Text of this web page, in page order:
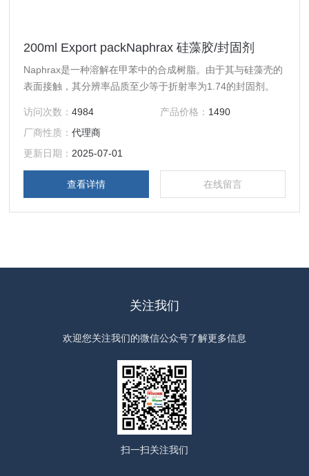
200ml Export packNaphrax 硅藻胶/封固剂
Naphrax是一种溶解在甲苯中的合成树脂。由于其与硅藻壳的
表面接触，其分辨率品质至少等于折射率为1.74的封固剂。
访问次数：4984 产品价格： 1490
厂商性质：代理商
更新日期： 2025-07-01
查看详情 在线留言
关注我们
欢迎您关注我们的微信公众号了解更多信息
扫一扫关注我们